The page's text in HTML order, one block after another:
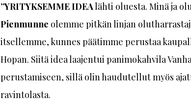
”YRITYKSEMME IDEAlähti oluesta. Minä ja
Pienmunne olemme pitkän linjan
itsellemme, kunnes päätimme perustaa
Hopan. Siitä idea laajentui panimokahvila
perustamiseen, sillä olin haudutellut myös
ravintolasta.